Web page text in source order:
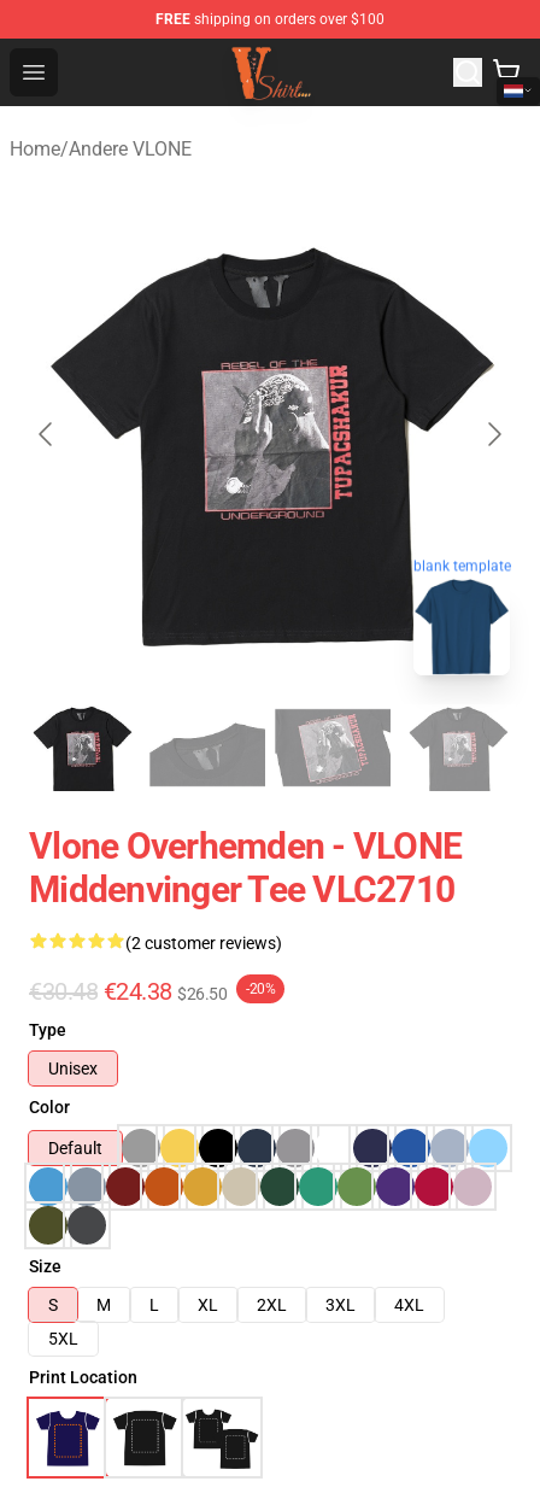
FREE shipping on orders over $100
Open menu
Vlone Shirt Store - Official Vlone Shirt Shop
Home/Andere VLONE
blank template
Vlone Overhemden - VLONE
Middenvinger Tee VLC2710
(2 customer reviews)
€30.48 €24.38 $26.50 -20%
Type
Unisex
Color
Default
Size
S
M L XL 2XL 3XL
4XL
5XL
Print Location